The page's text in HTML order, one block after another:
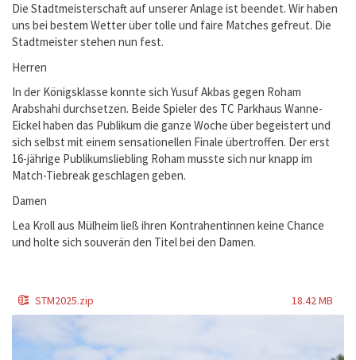
Die Stadtmeisterschaft auf unserer Anlage ist beendet. Wir haben
uns bei bestem Wetter über tolle und faire Matches gefreut. Die
Stadtmeister stehen nun fest.
Herren
In der Königsklasse konnte sich Yusuf Akbas gegen Roham
Arabshahi durchsetzen. Beide Spieler des TC Parkhaus Wanne-
Eickel haben das Publikum die ganze Woche über begeistert und
sich selbst mit einem sensationellen Finale übertroffen. Der erst
16-jährige Publikumsliebling Roham musste sich nur knapp im
Match-Tiebreak geschlagen geben.
Damen
Lea Kroll aus Mülheim ließ ihren Kontrahentinnen keine Chance
und holte sich souverän den Titel bei den Damen.
STM2025.zip 18.42 MB